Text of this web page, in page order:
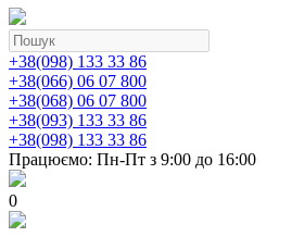
+38(098) 133 33 86
+38(066) 06 07 800
+38(068) 06 07 800
+38(093) 133 33 86
+38(098) 133 33 86
Працюємо: Пн-Пт з 9:00 до 16:00
0